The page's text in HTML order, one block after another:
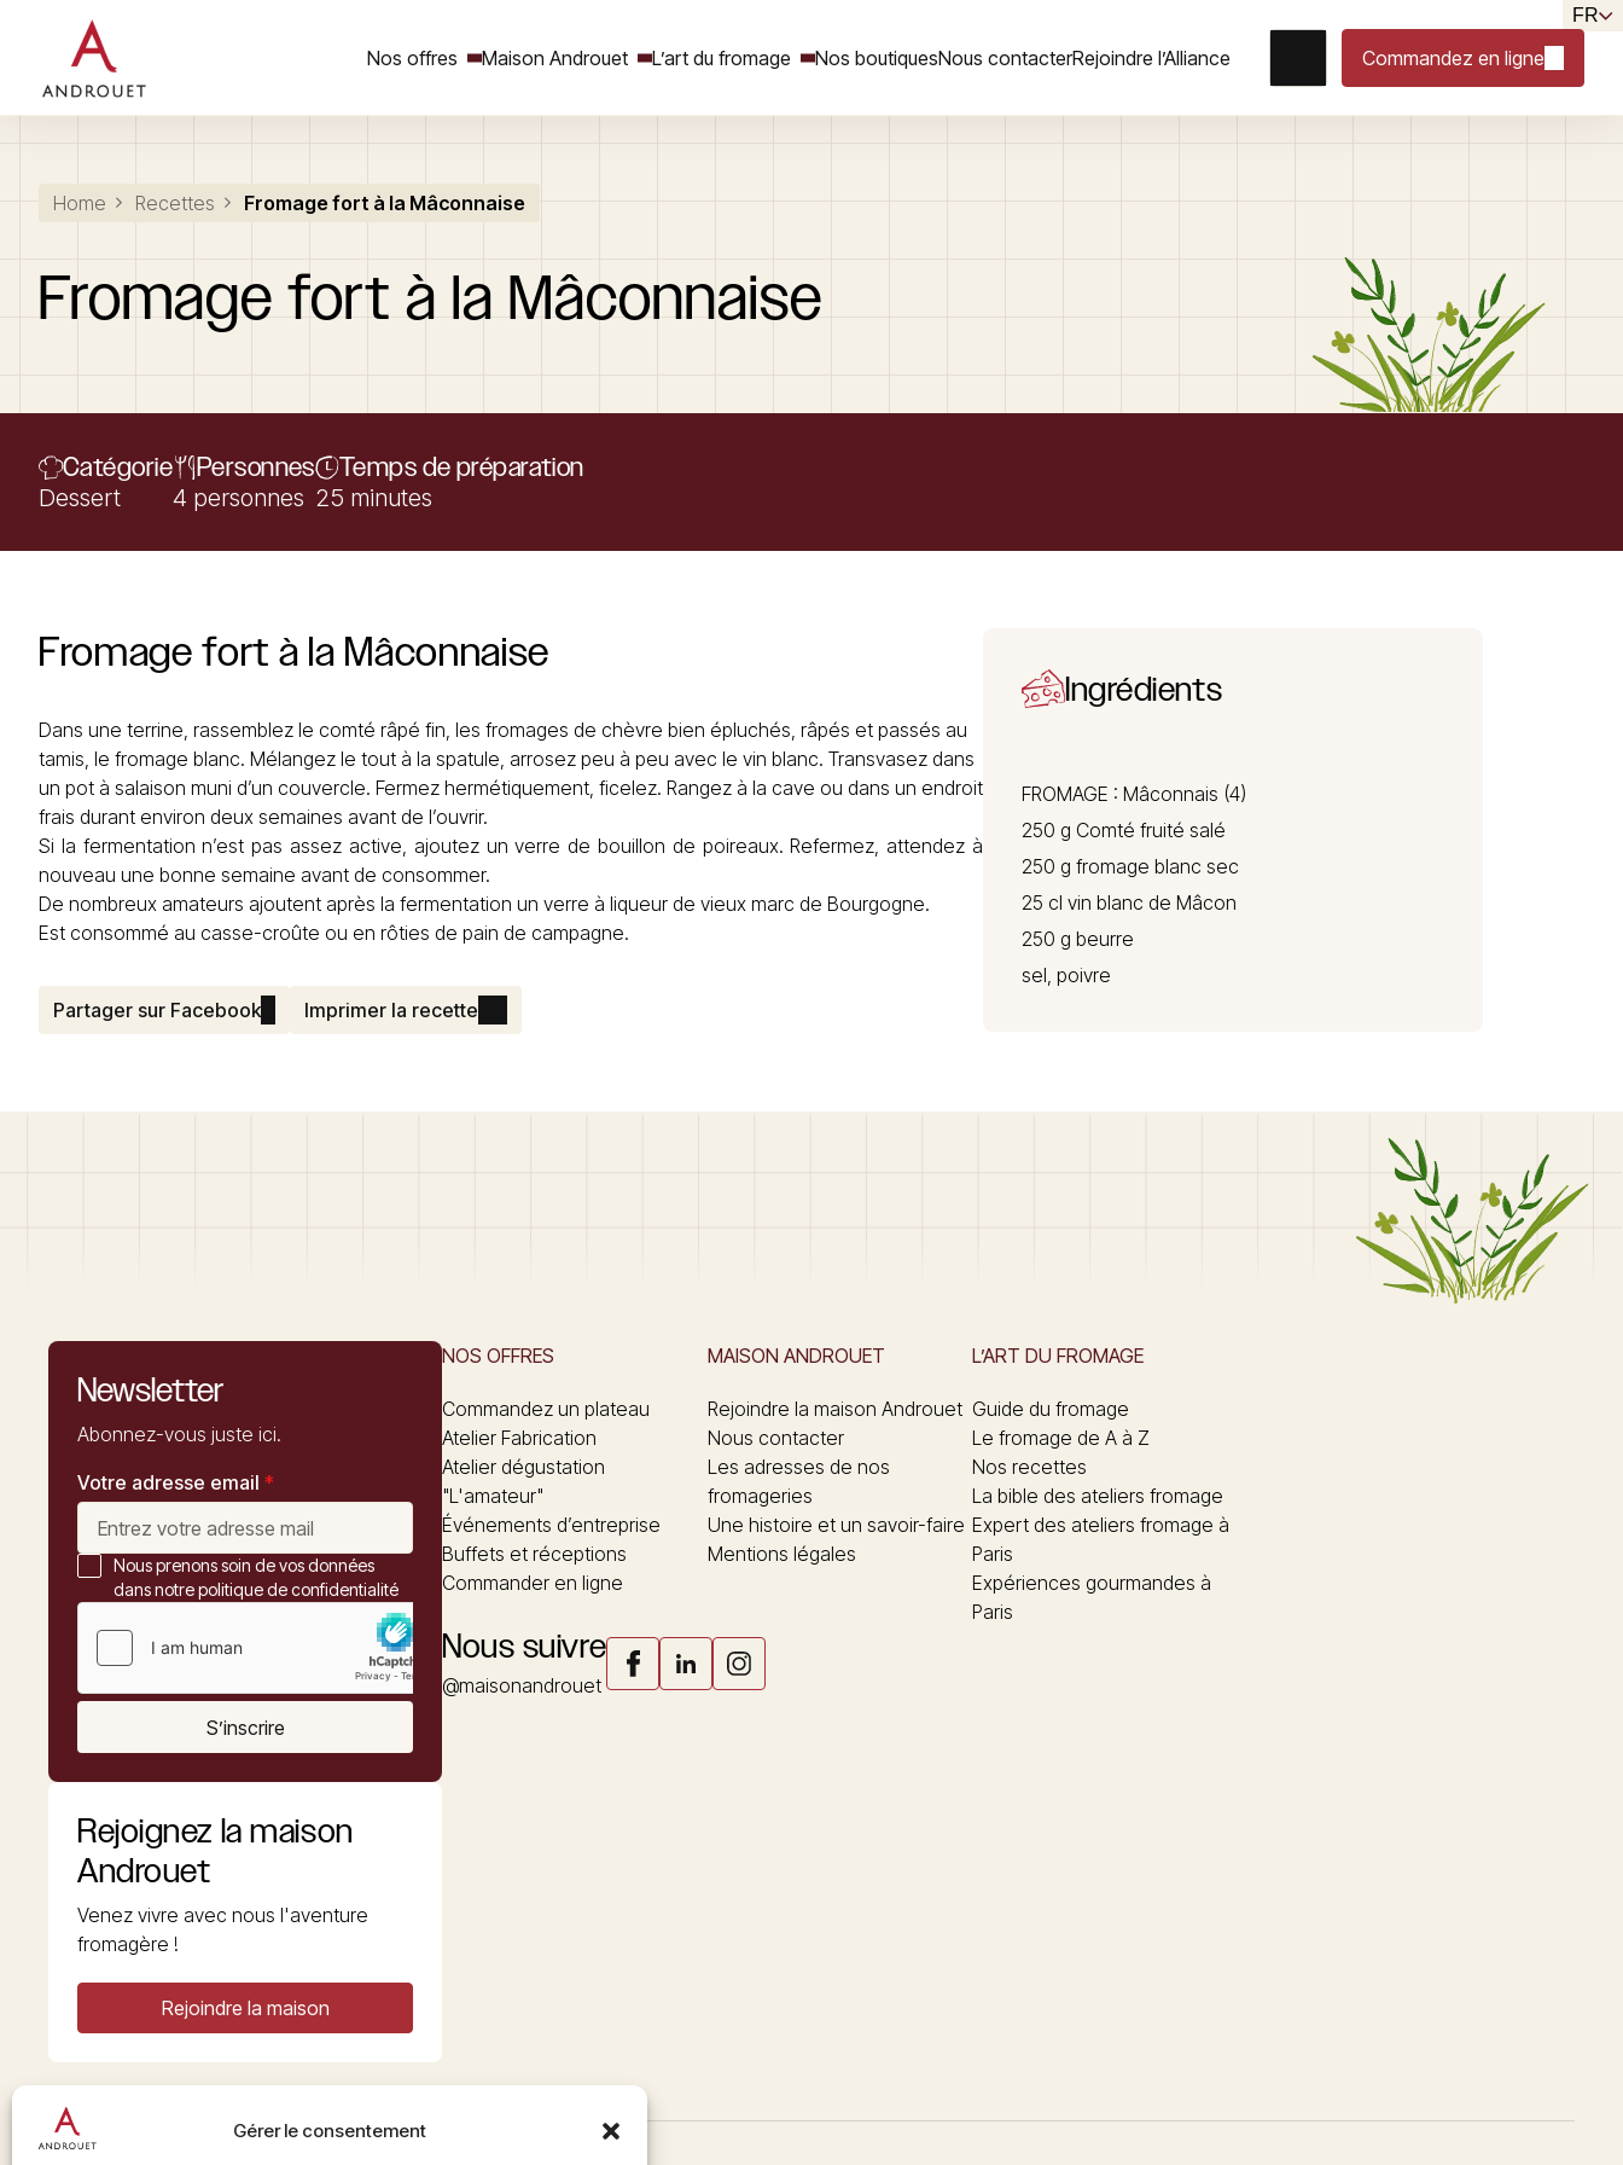
Gérer le consentement
Nos offres Maison Androuet L’art du fromage Nos boutiquesNous contacterRejoindre l’Alliance Commandez en ligne
FR
Rechercher un mot clé
Home Recettes Fromage fort à la Mâconnaise
Fromage fort à la Mâconnaise
Catégorie
Dessert
Personnes
4 personnes
Temps de préparation
25 minutes
Fromage fort à la Mâconnaise
Dans une terrine, rassemblez le comté râpé fin, les fromages de chèvre bien épluchés, râpés et passés au
tamis, le fromage blanc. Mélangez le tout à la spatule, arrosez peu à peu avec le vin blanc. Transvasez dans
un pot à salaison muni d’un couvercle. Fermez hermétiquement, ficelez. Rangez à la cave ou dans un endroit
frais durant environ deux semaines avant de l’ouvrir.
Si la fermentation n’est pas assez active, ajoutez un verre de bouillon de poireaux. Refermez, attendez à
nouveau une bonne semaine avant de consommer.
De nombreux amateurs ajoutent après la fermentation un verre à liqueur de vieux marc de Bourgogne.
Est consommé au casse-croûte ou en rôties de pain de campagne.
Partager sur Facebook Imprimer la recette
Ingrédients
FROMAGE : Mâconnais (4)
250 g Comté fruité salé
250 g fromage blanc sec
25 cl vin blanc de Mâcon
250 g beurre
sel, poivre
Newsletter
Abonnez-vous juste ici.
Votre adresse email *
Nous prenons soin de vos données
dans notre politique de confidentialité
S’inscrire
Rejoignez la maison
Androuet
Venez vivre avec nous l'aventure
fromagère !
Rejoindre la maison
NOS OFFRES
Commandez un plateau
Atelier Fabrication
Atelier dégustation
"L'amateur"
Événements d’entreprise
Buffets et réceptions
Commander en ligne
MAISON ANDROUET
Rejoindre la maison Androuet
Nous contacter
Les adresses de nos
fromageries
Une histoire et un savoir-faire
Mentions légales
L’ART DU FROMAGE
Guide du fromage
Le fromage de A à Z
Nos recettes
La bible des ateliers fromage
Expert des ateliers fromage à
Paris
Expériences gourmandes à
Paris
Nous suivre
@maisonandrouet